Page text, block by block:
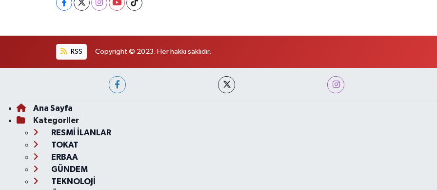
RSS Copyright © 2023. Her hakkı saklıdır.
Ana Sayfa
Kategoriler
RESMİ İLANLAR
TOKAT
ERBAA
GÜNDEM
TEKNOLOJİ